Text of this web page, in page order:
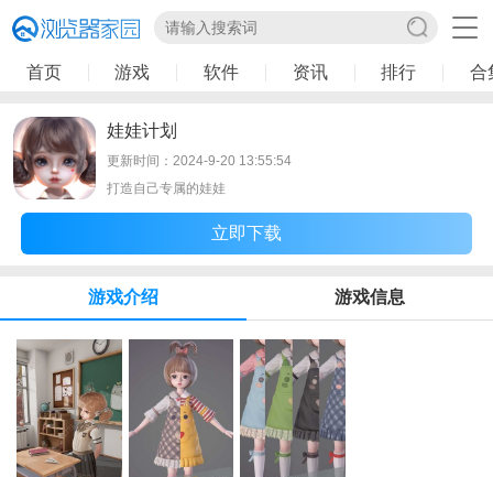
首页 游戏 软件 资讯 排行 合
娃娃计划
更新时间：2024-9-20 13:55:54
打造自己专属的娃娃
立即下载
游戏介绍 游戏信息